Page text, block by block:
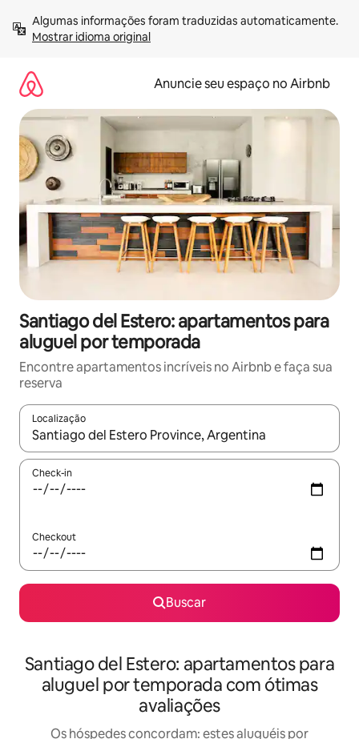
para
Mostrar idioma original
Anuncie seu espaço no Airbnb
Santiago del Estero: apartamentos para
aluguel por temporada
Encontre apartamentos incríveis no Airbnb e faça sua
reserva
Localização
Quando os resultados estiverem disponíveis, explore-os
Check-in
Checkout
Buscar
Santiago del Estero: apartamentos para
aluguel por temporada com ótimas
avaliações
Os hóspedes concordam: estes aluguéis por